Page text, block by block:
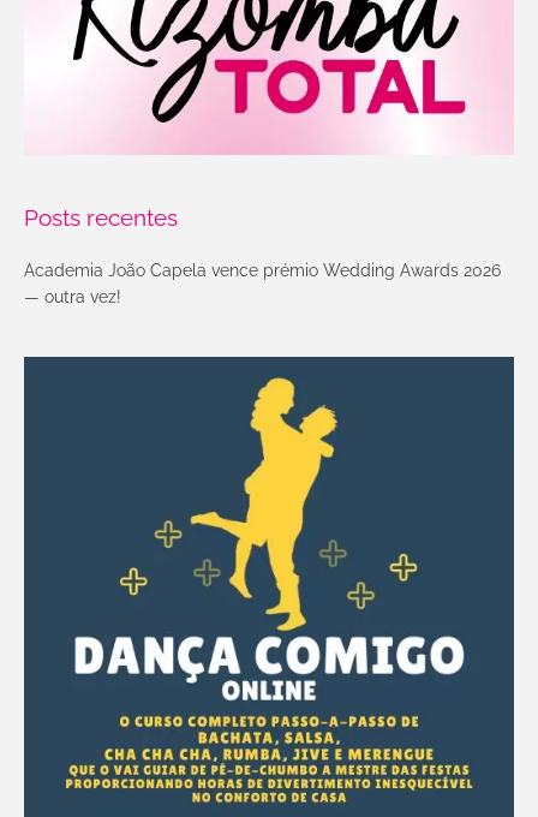
Posts recentes
Academia João Capela vence prémio Wedding Awards 2026
— outra vez!